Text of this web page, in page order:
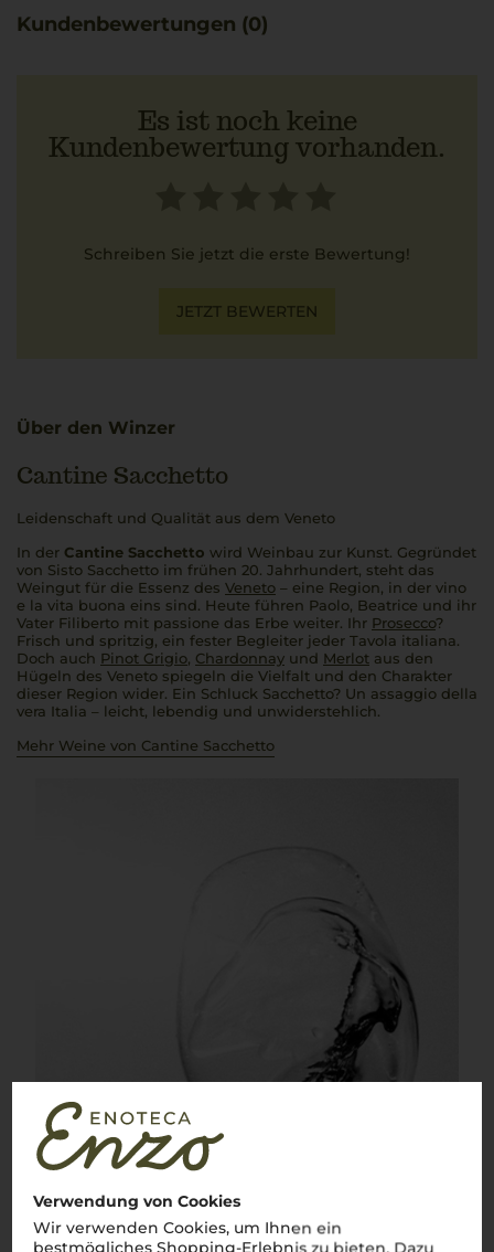
Verwendung von Cookies
Wir verwenden Cookies, um Ihnen ein
bestmögliches Shopping-Erlebnis zu bieten. Dazu
Kundenbewertungen (0)
Es ist noch keine
Kundenbewertung vorhanden.
Schreiben Sie jetzt die erste Bewertung!
JETZT BEWERTEN
Über den Winzer
Cantine Sacchetto
Leidenschaft und Qualität aus dem Veneto
In der Cantine Sacchetto wird Weinbau zur Kunst. Gegründet
von Sisto Sacchetto im frühen 20. Jahrhundert, steht das
Weingut für die Essenz des Veneto – eine Region, in der vino
e la vita buona eins sind. Heute führen Paolo, Beatrice und ihr
Vater Filiberto mit passione das Erbe weiter. Ihr Prosecco?
Frisch und spritzig, ein fester Begleiter jeder Tavola italiana.
Doch auch Pinot Grigio, Chardonnay und Merlot aus den
Hügeln des Veneto spiegeln die Vielfalt und den Charakter
dieser Region wider. Ein Schluck Sacchetto? Un assaggio della
vera Italia – leicht, lebendig und unwiderstehlich.
Mehr Weine von Cantine Sacchetto